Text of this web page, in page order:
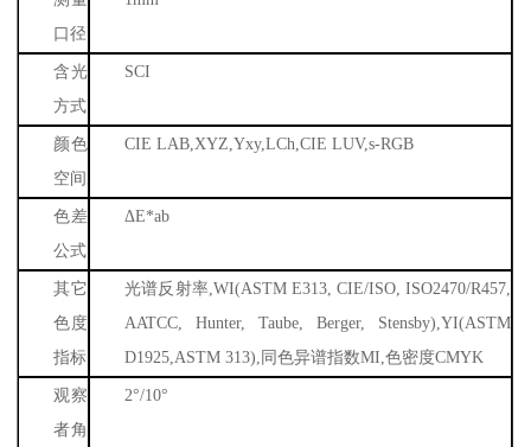
口径
含光
方式
SCI
颜色
空间
CIE LAB,XYZ,Yxy,LCh,CIE LUV,s-RGB
色差
公式
ΔE*ab
其它
色度
指标
光谱反射率,WI(ASTM E313, CIE/ISO, ISO2470/R457,
AATCC, Hunter, Taube, Berger, Stensby),YI(ASTM
D1925,ASTM 313), 同色异谱指数MI,色密度CMYK
观察
者角
2°/10°